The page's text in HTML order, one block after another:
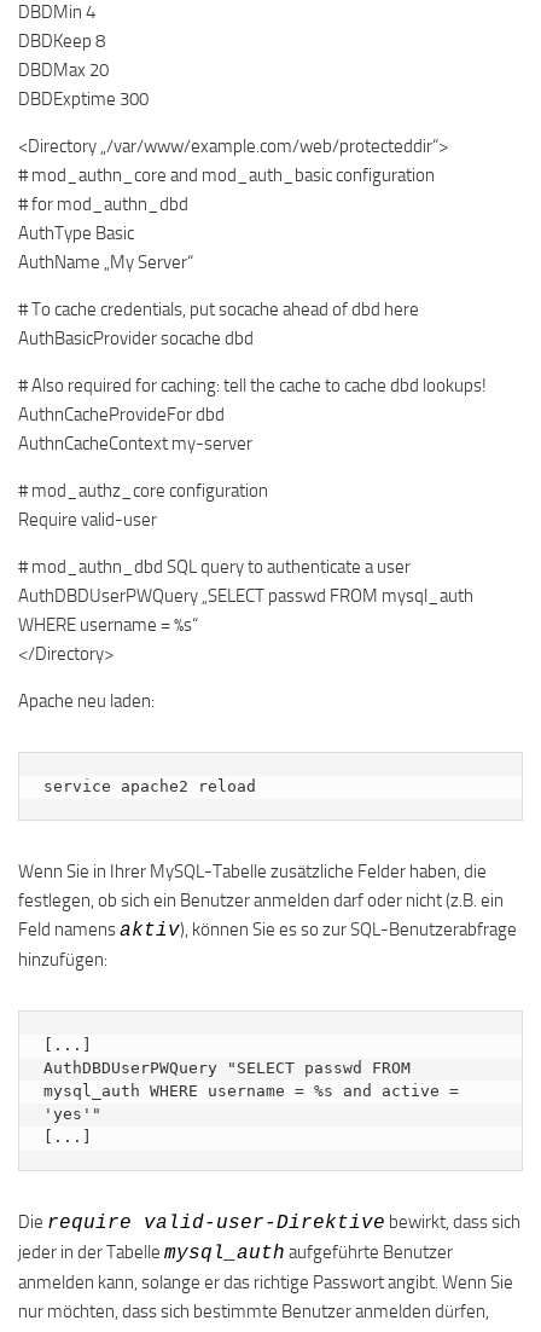
DBDMin 4
DBDKeep 8
DBDMax 20
DBDExptime 300
<Directory „/var/www/example.com/web/protecteddir“>
# mod_authn_core and mod_auth_basic configuration
# for mod_authn_dbd
AuthType Basic
AuthName „My Server“
# To cache credentials, put socache ahead of dbd here
AuthBasicProvider socache dbd
# Also required for caching: tell the cache to cache dbd lookups!
AuthnCacheProvideFor dbd
AuthnCacheContext my-server
# mod_authz_core configuration
Require valid-user
# mod_authn_dbd SQL query to authenticate a user
AuthDBDUserPWQuery „SELECT passwd FROM mysql_auth
WHERE username = %s“
</Directory>
Apache neu laden:
service apache2 reload
Wenn Sie in Ihrer MySQL-Tabelle zusätzliche Felder haben, die
festlegen, ob sich ein Benutzer anmelden darf oder nicht (z.B. ein
Feld namensaktiv), können Sie es so zur SQL-Benutzerabfrage
hinzufügen:
[...]
AuthDBDUserPWQuery "SELECT passwd FROM
mysql_auth WHERE username = %s and active =
'yes'"
[...]
Die require valid-user-Direktive bewirkt, dass sich
jeder in der Tabelle mysql_auth aufgeführte Benutzer
anmelden kann, solange er das richtige Passwort angibt. Wenn Sie
nur möchten, dass sich bestimmte Benutzer anmelden dürfen,